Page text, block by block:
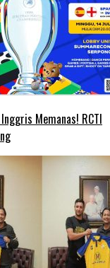
Inggris Memanas! RCTI